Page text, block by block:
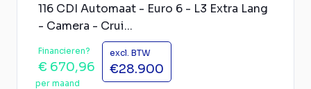
116 CDI Automaat - Euro 6 - L3 Extra Lang
- Camera - Crui...
Financieren?
€ 670,96
per maand
excl. BTW
€28.900